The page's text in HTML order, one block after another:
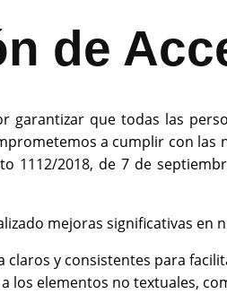
de
garantizar que todas las
a cumplir con
1112/2018, de 7 de
mejoras significativas en
y consistentes para
los elementos no textuales,